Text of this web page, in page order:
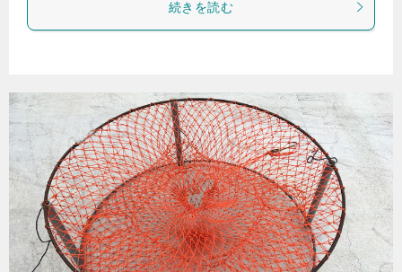
続きを読む